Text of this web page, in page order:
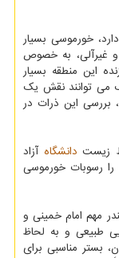
خورموسی بسیار
غیرآلی، به خصوص
این منطقه بسیار
می توانند نقش یک
بررسی این ذرات در
زیست دانشگاه آزاد
را رسوبات خورموسی
مهم امام خمینی و
طبیعی و به لحاظ
بستر مناسبی برای